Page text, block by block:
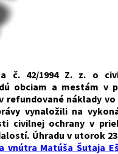
č. 42/1994 Z. z. o
obciam a mestám v
refundované náklady vo
vynaložili na
civilnej ochrany v
Úhradu v utorok
vnútra Matúša Šutaja